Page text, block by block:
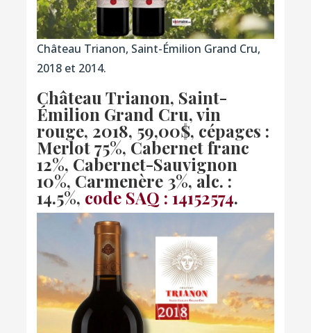
Château Trianon, Saint-Émilion Grand Cru,
2018 et 2014.
Château Trianon, Saint-
Émilion Grand Cru, vin
rouge, 2018, 59,00$, cépages :
Merlot 75%, Cabernet franc
12%, Cabernet-Sauvignon
10%, Carmenère 3%, alc. :
14.5%, code SAQ : 14152574.